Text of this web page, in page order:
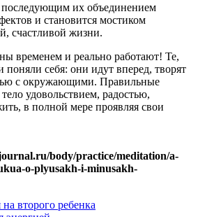
последующим их объединением
и становится мостиком
счастливой жизни.
временем и реально работают! Те,
себя: они идут вперед, творят
с окружающими. Правильные
удовольствием, радостью,
в полной мере проявляя свои
body/practice/meditation/a-
o-plyusakh-i-minusakh-
второго ребенка